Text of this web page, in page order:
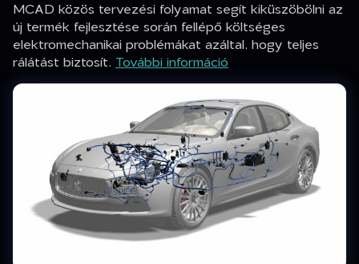
MCAD közös tervezési folyamat segít kiküszöbölni az
új termék fejlesztése során fellépő költséges
elektromechanikai problémákat azáltal, hogy teljes
rálátást biztosít. További információ